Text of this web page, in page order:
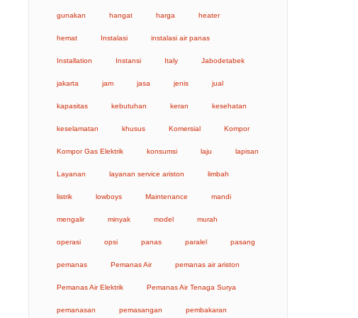
gunakan hangat harga heater
hemat Instalasi instalasi air panas
Installation Instansi Italy Jabodetabek
jakarta jam jasa jenis jual
kapasitas kebutuhan keran kesehatan
keselamatan khusus Komersial Kompor
Kompor Gas Elektrik konsumsi laju lapisan
Layanan layanan service ariston limbah
listrik lowboys Maintenance mandi
mengalir minyak model murah
operasi opsi panas paralel pasang
pemanas Pemanas Air pemanas air ariston
Pemanas Air Elektrik Pemanas Air Tenaga Surya
pemanasan pemasangan pembakaran